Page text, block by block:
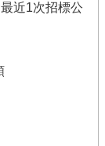
近1次招標公